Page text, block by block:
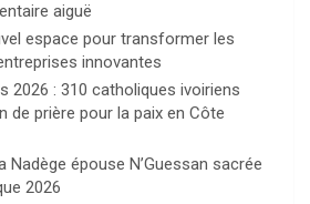
aiguë
espace pour transformer les
innovantes
2026 : 310 catholiques ivoiriens
de prière pour la paix en Côte
Nadège épouse N’Guessan sacrée
2026